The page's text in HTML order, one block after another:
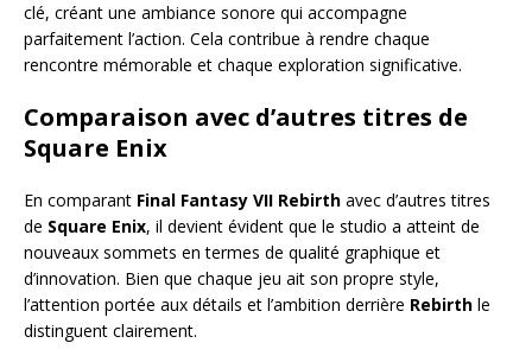
clé, créant une ambiance sonore qui accompagne
parfaitement l’action. Cela contribue à rendre chaque
rencontre mémorable et chaque exploration significative.
Comparaison avec d’autres titres de
Square Enix
En comparant Final Fantasy VII Rebirth avec d’autres titres
de Square Enix, il devient évident que le studio a atteint de
nouveaux sommets en termes de qualité graphique et
d’innovation. Bien que chaque jeu ait son propre style,
l’attention portée aux détails et l’ambition derrière Rebirth le
distinguent clairement.